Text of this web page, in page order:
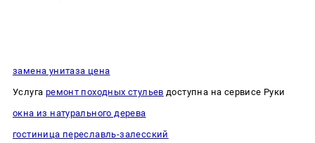
замена унитаза цена
Услуга ремонт походных стульев доступна на сервисе Руки
окна из натурального дерева
гостиница переславль-залесский